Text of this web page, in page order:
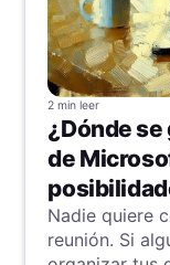
2 min leer
¿Dónde
de
Nadie quiere
reunión. Si